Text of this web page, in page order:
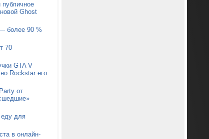
Ghost
более 90 %
70
GTA V
Rockstar его
от
еду для
в онлайн-